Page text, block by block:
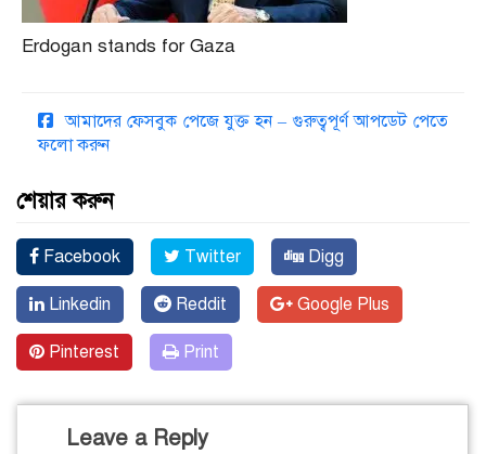
Erdogan stands for Gaza
আমাদের ফেসবুক পেজে যুক্ত হন – গুরুত্বপূর্ণ আপডেট পেতে
ফলো করুন
শেয়ার করুন
Facebook Twitter Digg
Linkedin Reddit Google Plus
Pinterest Print
Leave a Reply